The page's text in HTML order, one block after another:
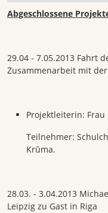
Abgeschlossene
29.04 - 7.05.2013 Fahrt
Zusammenarbeit mit
Projektleiterin: Frau
Teilnehmer:
Krūma.
28.03. - 3.04.2013
Leipzig zu Gast in Riga